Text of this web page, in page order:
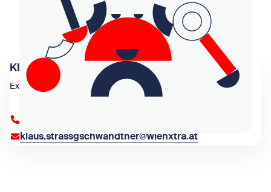
Klaus Straßgschwandtner
Expedit
klaus.strassgschwandtner@wienxtra.at